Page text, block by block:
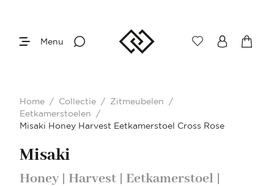
Menu
Home / Collectie / Zitmeubelen
/
Eetkamerstoelen
/
Misaki Honey Harvest Eetkamerstoel Cross Rose
Misaki
Honey | Harvest | Eetkamerstoel |